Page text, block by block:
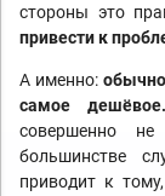
стороны это
привести к
А именно:
самое дешёвое.
совершенно
большинстве
приводит к